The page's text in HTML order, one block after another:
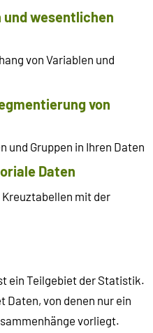
und wesentlichen
von Variablen und
von
und Gruppen in Ihren Daten
Daten
mit der
ein Teilgebiet der Statistik.
von denen nur ein
vorliegt.